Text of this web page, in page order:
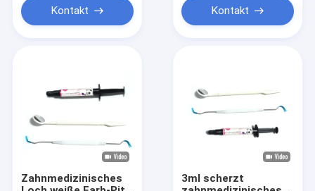
Kontakt Kontakt
Zahnmedizinisches
3ml scherzt